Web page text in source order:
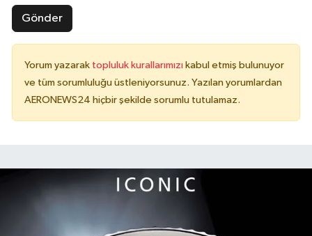
Gönder
Yorum yazarak topluluk kurallarımızı kabul etmiş bulunuyor
ve tüm sorumluluğu üstleniyorsunuz. Yazılan yorumlardan
AERONEWS24 hiçbir şekilde sorumlu tutulamaz.